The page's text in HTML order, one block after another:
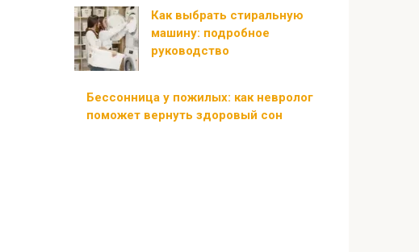
Как выбрать стиральную
машину: подробное
руководство
Бессонница у пожилых: как невролог
поможет вернуть здоровый сон